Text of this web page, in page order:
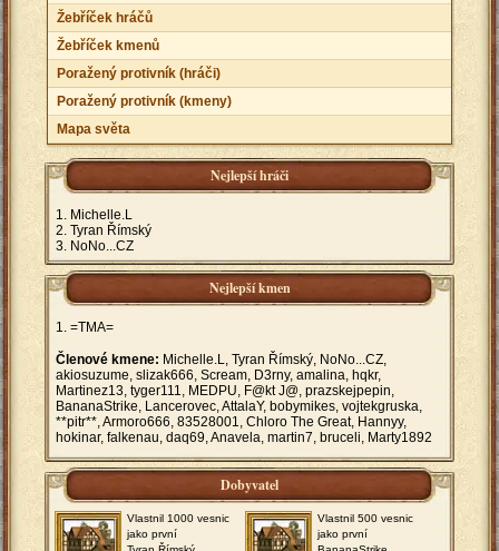
Žebříček hráčů
Žebříček kmenů
Poražený protivník (hráči)
Poražený protivník (kmeny)
Mapa světa
Nejlepší hráči
Michelle.L
Tyran Římský
NoNo...CZ
Nejlepší kmen
=TMA=
Členové kmene: Michelle.L, Tyran Římský, NoNo...CZ,
akiosuzume, slizak666, Scream, D3rny, amalina, hqkr,
Martinez13, tyger111, MEDPU, F@kt J@, prazskejpepin,
BananaStrike, Lancerovec, AttalaY, bobymikes, vojtekgruska,
**pitr**, Armoro666, 83528001, Chloro The Great, Hannyy,
hokinar, falkenau, daq69, Anavela, martin7, bruceli, Marty1892
Dobyvatel
Vlastnil 1000 vesnic
jako první
Vlastnil 500 vesnic
jako první